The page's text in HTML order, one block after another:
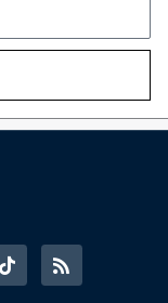
T
i
k
R
s
s